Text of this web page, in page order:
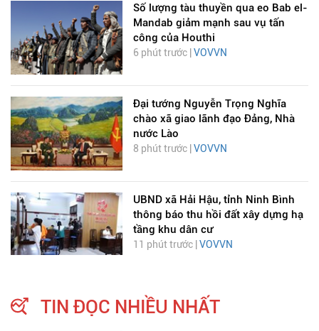
Số lượng tàu thuyền qua eo Bab el-
Mandab giảm mạnh sau vụ tấn
công của Houthi
6 phút trước |VOVVN
Đại tướng Nguyễn Trọng Nghĩa
chào xã giao lãnh đạo Đảng, Nhà
nước Lào
8 phút trước | VOVVN
UBND xã Hải Hậu, tỉnh Ninh Bình
thông báo thu hồi đất xây dựng hạ
tầng khu dân cư
11 phút trước | VOVVN
TIN ĐỌC NHIỀU NHẤT